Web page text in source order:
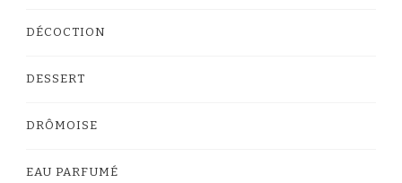
DÉCOCTION
DESSERT
DRÔMOISE
EAU PARFUMÉ